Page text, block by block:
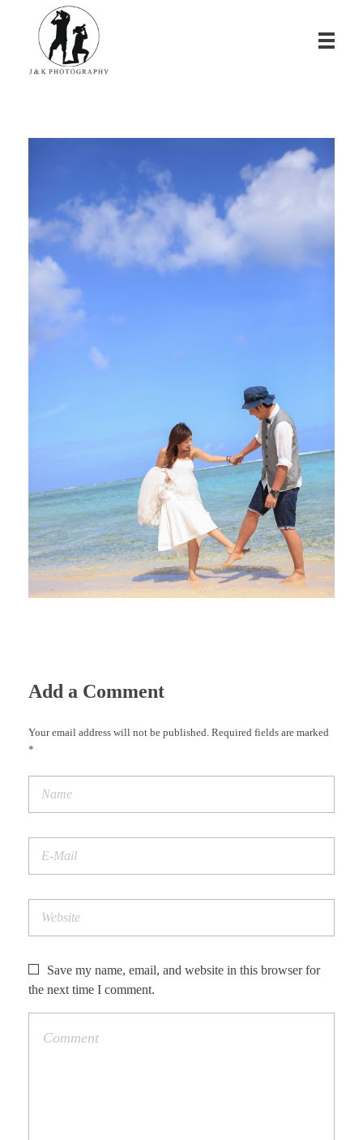
Add a Comment
Your email address will not be published. Required fields are marked
*
Save my name, email, and website in this browser for
the next time I comment.